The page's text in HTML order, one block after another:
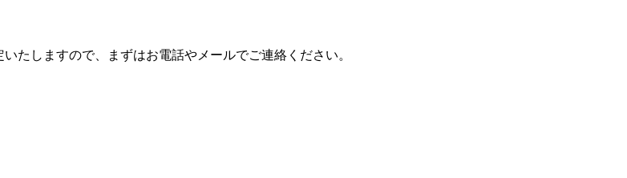
たしますので、まずはお電話やメールでご連絡ください。